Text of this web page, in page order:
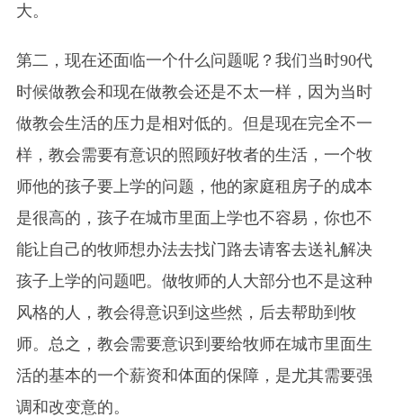
大。
第二，现在还面临一个什么问题呢？我们当时90代
时候做教会和现在做教会还是不太一样，因为当时
做教会生活的压力是相对低的。但是现在完全不一
样，教会需要有意识的照顾好牧者的生活，一个牧
师他的孩子要上学的问题，他的家庭租房子的成本
是很高的，孩子在城市里面上学也不容易，你也不
能让自己的牧师想办法去找门路去请客去送礼解决
孩子上学的问题吧。做牧师的人大部分也不是这种
风格的人，教会得意识到这些然，后去帮助到牧
师。总之，教会需要意识到要给牧师在城市里面生
活的基本的一个薪资和体面的保障，是尤其需要强
调和改变意的。